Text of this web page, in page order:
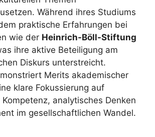
Während ihres Studiums
praktische Erfahrungen bei
wie der Heinrich-Böll-Stiftung
ihre aktive Beteiligung am
Diskurs unterstreicht.
Merits akademischer
klare Fokussierung auf
analytisches Denken
im gesellschaftlichen Wandel.